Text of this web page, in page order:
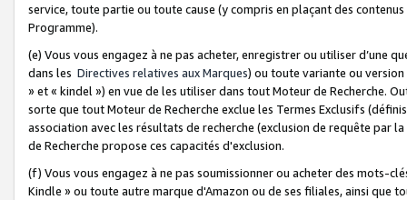
service, toute partie ou toute cause (y compris en plaçant des
Programme).
(e) Vous vous engagez à ne pas acheter, enregistrer ou utiliser d’une
dans les Directives relatives aux Marques) ou toute variante ou
» et « kindel ») en vue de les utiliser dans tout Moteur de Recherche.
sorte que tout Moteur de Recherche exclue les Termes Exclusifs
association avec les résultats de recherche (exclusion de requête
de Recherche propose ces capacités d'exclusion.
(f) Vous vous engagez à ne pas soumissionner ou acheter des mots-
Kindle » ou toute autre marque d'Amazon ou de ses filiales, ainsi que